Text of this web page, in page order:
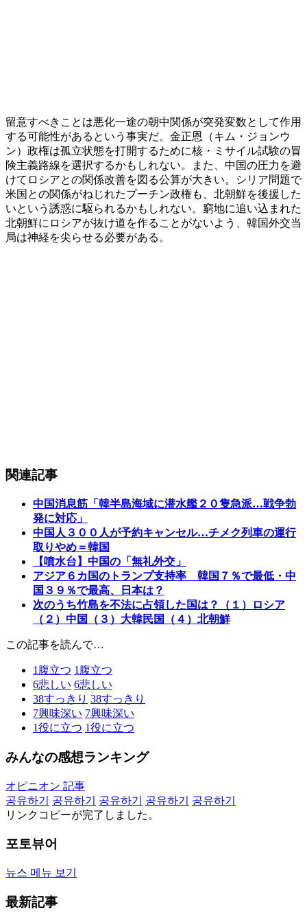
留意すべきことは悪化一途の朝中関係が突発変数として作用
する可能性があるという事実だ。金正恩（キム・ジョンウ
ン）政権は孤立状態を打開するために核・ミサイル試験の冒
険主義路線を選択するかもしれない。また、中国の圧力を避
けてロシアとの関係改善を図る公算が大きい。シリア問題で
米国との関係がねじれたプーチン政権も、北朝鮮を後援した
いという誘惑に駆られるかもしれない。窮地に追い込まれた
北朝鮮にロシアが抜け道を作ることがないよう、韓国外交当
局は神経を尖らせる必要がある。
関連記事
中国消息筋「韓半島海域に潜水艦２０隻急派…戦争勃
発に対応」
中国人３００人が予約キャンセル…チメク列車の運行
取りやめ＝韓国
【噴水台】中国の「無礼外交」
アジア６カ国のトランプ支持率 韓国７％で最低・中
国３９％で最高、日本は？
次のうち竹島を不法に占領した国は？（１）ロシア
（２）中国（３）大韓民国（４）北朝鮮
この記事を読んで…
1 腹立つ 1 腹立つ
6悲しい 6悲しい
38すっきり 38すっきり
7興味深い 7興味深い
1役に立つ 1役に立つ
みんなの感想ランキング
オピニオン 記事
공유하기
공유하기 공유하기 공유하기
공유하기
リンクコピーが完了しました。
포토뷰어
뉴스 메뉴 보기
最新記事